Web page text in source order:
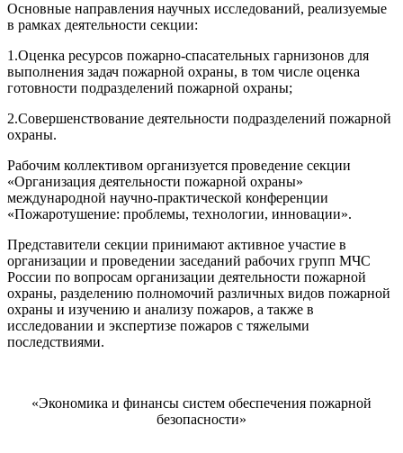
Основные направления научных исследований, реализуемые
в рамках деятельности секции:
1.Оценка ресурсов пожарно-спасательных гарнизонов для
выполнения задач пожарной охраны, в том числе оценка
готовности подразделений пожарной охраны;
2.Совершенствование деятельности подразделений пожарной
охраны.
Рабочим коллективом организуется проведение секции
«Организация деятельности пожарной охраны»
международной научно-практической конференции
«Пожаротушение: проблемы, технологии, инновации».
Представители секции принимают активное участие в
организации и проведении заседаний рабочих групп МЧС
России по вопросам организации деятельности пожарной
охраны, разделению полномочий различных видов пожарной
охраны и изучению и анализу пожаров, а также в
исследовании и экспертизе пожаров с тяжелыми
последствиями.
«Экономика и финансы систем обеспечения пожарной
безопасности»